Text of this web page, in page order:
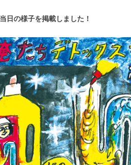
日の様子を掲載しました！